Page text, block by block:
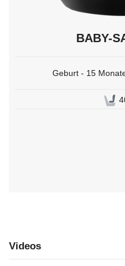
BABY-
Geburt - 15
Videos